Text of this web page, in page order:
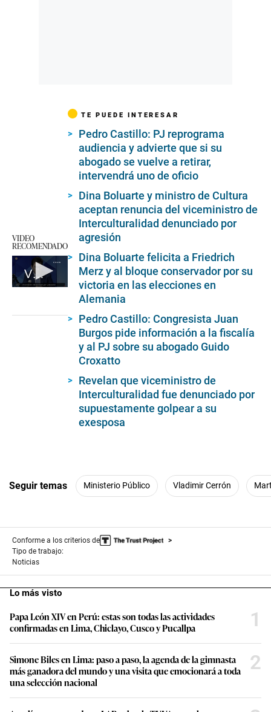
VIDEO
RECOMENDADO
Viceministro denunciado por golpeador
TE PUEDE INTERESAR
Pedro Castillo: PJ reprograma
audiencia y advierte que si su
abogado se vuelve a retirar,
intervendrá uno de oficio
Dina Boluarte y ministro de Cultura
aceptan renuncia del viceministro de
Interculturalidad denunciado por
agresión
Dina Boluarte felicita a Friedrich
Merz y al bloque conservador por su
victoria en las elecciones en
Alemania
Pedro Castillo: Congresista Juan
Burgos pide información a la fiscalía
y al PJ sobre su abogado Guido
Croxatto
Revelan que viceministro de
Interculturalidad fue denunciado por
supuestamente golpear a su
exesposa
Seguir temas Ministerio Público Vladimir Cerrón
Conforme a los criterios de
Tipo de trabajo:
Noticias
Lo más visto
Papa León XIV en Perú: estas son todas las actividades
confirmadas en Lima, Chiclayo, Cusco y Pucallpa
1
Simone Biles en Lima: paso a paso, la agenda de la gimnasta
más ganadora del mundo y una visita que emocionará a toda
una selección nacional
2